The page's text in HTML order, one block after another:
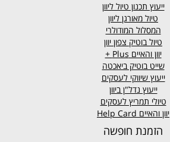
ייעוץ תכנון טיול ליוון
טיול מאורגן ליוון
המסלול המודולרי
טיול בוטיק צפון יוון
יוון והאיים Plus +
שייט בוטיק ביאכטה
ייעוץ שיווקי לעסקים
ייעוץ נדל"ן ביוון
טיולי תמריץ לעסקים
יוון והאיים Help Card
הזמנת חופשה